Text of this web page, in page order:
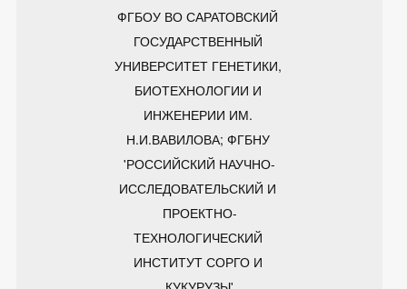
ФГБОУ ВО САРАТОВСКИЙ
ГОСУДАРСТВЕННЫЙ
УНИВЕРСИТЕТ ГЕНЕТИКИ,
БИОТЕХНОЛОГИИ И
ИНЖЕНЕРИИ ИМ.
Н.И.ВАВИЛОВА; ФГБНУ
'РОССИЙСКИЙ НАУЧНО-
ИССЛЕДОВАТЕЛЬСКИЙ И
ПРОЕКТНО-
ТЕХНОЛОГИЧЕСКИЙ
ИНСТИТУТ СОРГО И